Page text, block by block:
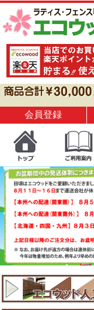
会員登録